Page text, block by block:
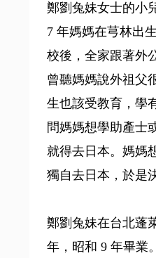
鄭劉兔妹女士的小
7 年媽媽在芎林出
校後，全家跟著外
曾聽媽媽說外祖父
生也該受教育，學
問媽媽想學助產士
就得去日本。媽媽
獨自去日本，於是
鄭劉兔妹在台北蓬
年，昭和 9 年畢業